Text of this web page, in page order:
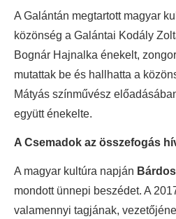
A Galántán megtartott magyar
közönség a Galántai Kodály
Bognár Hajnalka énekelt,
mutattak be és hallhatta a
Mátyás színművész
együtt énekelte.
A Csemadok az összefogás
A magyar kultúra napján
mondott ünnepi beszédet. A
valamennyi tagjának,